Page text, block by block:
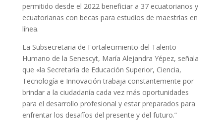
permitido desde el 2022 beneficiar a 37 ecuatorianos y
ecuatorianas con becas para estudios de maestrías en
línea.
La Subsecretaria de Fortalecimiento del Talento
Humano de la Senescyt, María Alejandra Yépez, señala
que «la Secretaría de Educación Superior, Ciencia,
Tecnología e Innovación trabaja constantemente por
brindar a la ciudadanía cada vez más oportunidades
para el desarrollo profesional y estar preparados para
enfrentar los desafíos del presente y del futuro.”